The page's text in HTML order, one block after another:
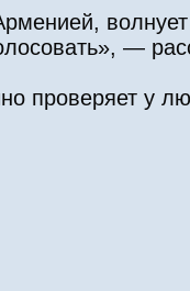
—
проверяет у